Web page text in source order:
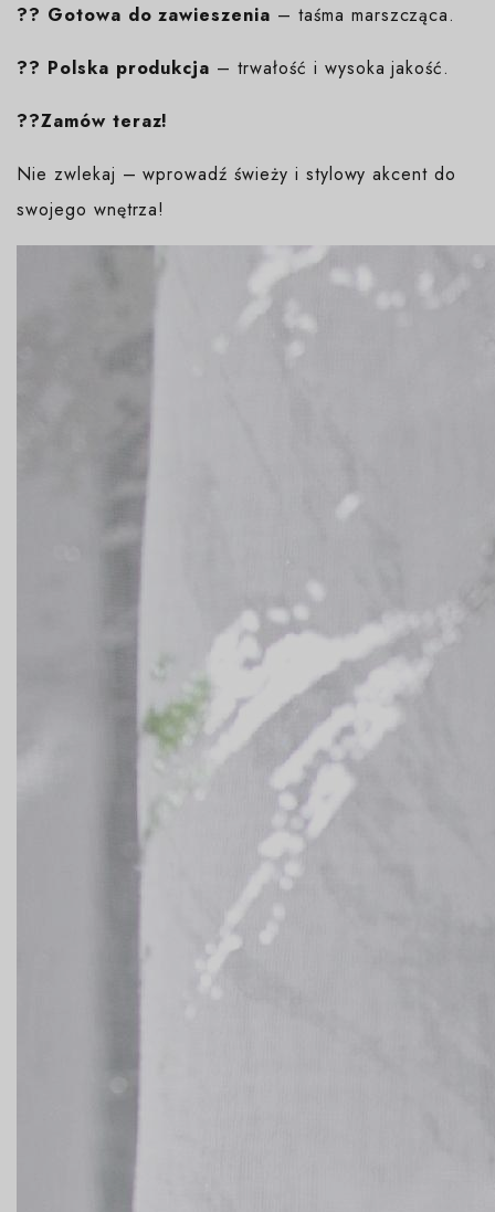
?? Gotowa do zawieszenia – taśma marszcząca.
?? Polska produkcja – trwałość i wysoka jakość.
??Zamów teraz!
Nie zwlekaj – wprowadź świeży i stylowy akcent do
swojego wnętrza!